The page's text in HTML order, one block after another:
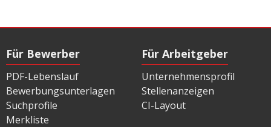
Für Bewerber
PDF-Lebenslauf
Bewerbungsunterlagen
Suchprofile
Merkliste
Für Arbeitgeber
Unternehmensprofil
Stellenanzeigen
CI-Layout